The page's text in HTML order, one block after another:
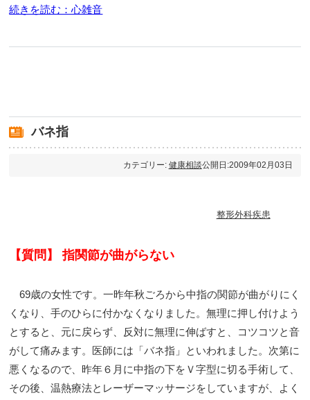
続きを読む：心雑音
バネ指
カテゴリー: 健康相談公開日:2009年02月03日
整形外科疾患
【質問】 指関節が曲がらない
69歳の女性です。一昨年秋ごろから中指の関節が曲がりにく
くなり、手のひらに付かなくなりました。無理に押し付けよう
とすると、元に戻らず、反対に無理に伸ばすと、コツコツと音
がして痛みます。医師には「バネ指」といわれました。次第に
悪くなるので、昨年６月に中指の下をＶ字型に切る手術して、
その後、温熱療法とレーザーマッサージをしていますが、よく